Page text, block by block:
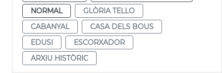
NORMAL
GLÒRIA TELLO
CABANYAL
CASA DELS BOUS
EDUSI
ESCORXADOR
ARXIU HISTÒRIC